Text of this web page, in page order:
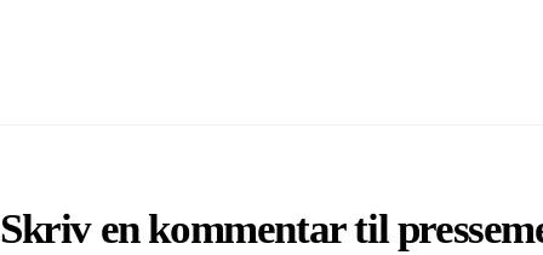
Skriv en kommentar til